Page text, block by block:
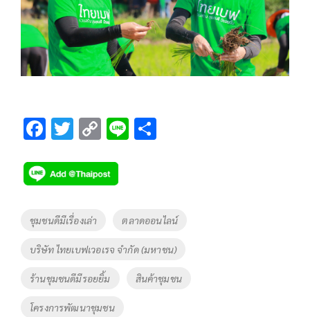
F
e
b
o
o
k
T
tt
er
C
p
y
k
Li
Tags
ชุมชนดีมีเรื่องเล่า ตลาดออนไลน์
บริษัท ไทยเบฟเวอเรจ จำกัด (มหาชน)
ร้านชุมชนดีมีรอยยิ้ม สินค้าชุมชน
โครงการพัฒนาชุมชน